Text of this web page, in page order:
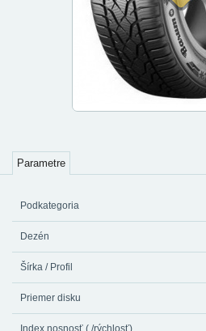
Parametre
Podkategoria
Dezén
Šírka / Profil
Priemer disku
Index nosnosť ( /rýchlosť)